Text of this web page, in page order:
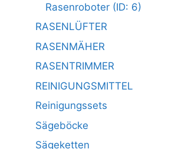
Rasenroboter (ID: 6)
RASENLÜFTER
RASENMÄHER
RASENTRIMMER
REINIGUNGSMITTEL
Reinigungssets
Sägeböcke
Sägeketten